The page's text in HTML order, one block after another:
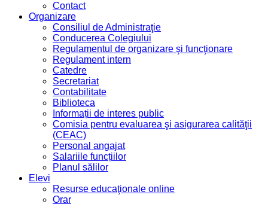
Contact
Organizare
Consiliul de Administraţie
Conducerea Colegiului
Regulamentul de organizare şi funcţionare
Regulament intern
Catedre
Secretariat
Contabilitate
Biblioteca
Informații de interes public
Comisia pentru evaluarea şi asigurarea calităţii
(CEAC)
Personal angajat
Salariile funcțiilor
Planul sălilor
Elevi
Resurse educaţionale online
Orar